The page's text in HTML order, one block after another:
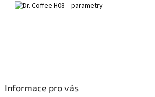
Informace pro vás